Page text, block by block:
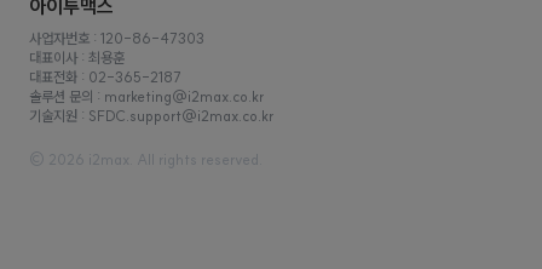
사업자번호 : 120-86-47303
대표이사 : 최용훈
© 2026 i2max. All rights reserved.
솔루션 문의 : marketing@i2max.co.kr
기술지원 : SFDC.support@i2max.co.kr
대표전화 : 02-365-2187